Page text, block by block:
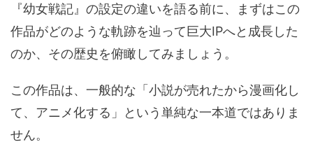
『幼女戦記』の設定の違いを語る前に、まずはこの
作品がどのような軌跡を辿って巨大IPへと成長した
のか、その歴史を俯瞰してみましょう。
この作品は、一般的な「小説が売れたから漫画化し
て、アニメ化する」という単純な一本道ではありま
せん。